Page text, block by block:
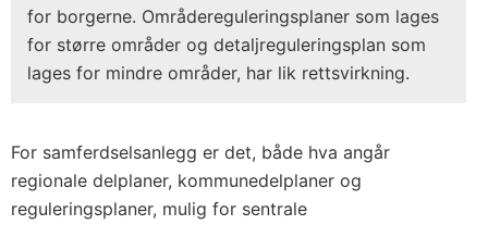
for borgerne. Områdereguleringsplaner som lages
for større områder og detaljreguleringsplan som
lages for mindre områder, har lik rettsvirkning.
For samferdselsanlegg er det, både hva angår
regionale delplaner, kommunedelplaner og
reguleringsplaner, mulig for sentrale